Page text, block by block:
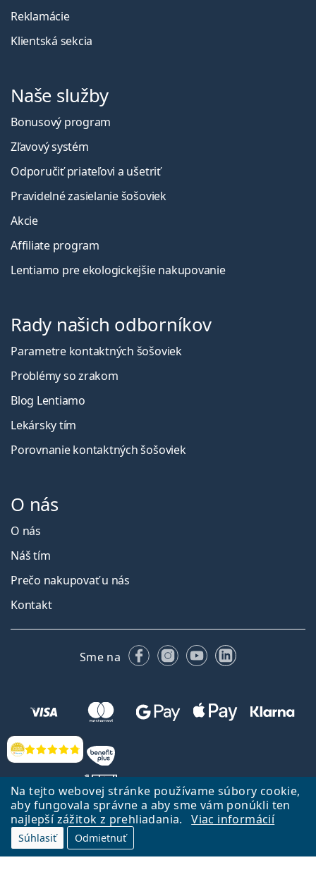
Na tejto webovej stránke používame súbory cookie,
aby fungovala správne a aby sme vám ponúkli ten
najlepší zážitok z prehliadania.
Viac informácií
Súhlasiť Odmietnuť
Hodnotenia
Reklamácie
Klientská sekcia
Naše služby
Bonusový program
Zľavový systém
Odporučiť priateľovi a ušetriť
Pravidelné zasielanie šošoviek
Akcie
Affiliate program
Lentiamo pre ekologickejšie nakupovanie
Rady našich odborníkov
Parametre kontaktných šošoviek
Problémy so zrakom
Blog Lentiamo
Lekársky tím
Porovnanie kontaktných šošoviek
O nás
O nás
Náš tím
Prečo nakupovať u nás
Kontakt
Sme na FacebookuInstagrame
YouTubeLinkedIn
Späť na Úvodnu stránku
Lentiamo.sk vlastní a prevádzkuje spoločnosť Lentiamo s.r.o., Česká